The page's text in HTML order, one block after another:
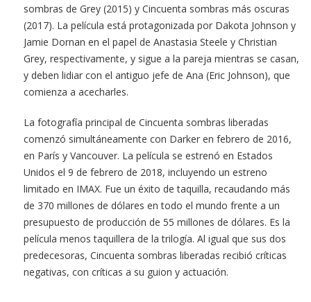
sombras de Grey (2015) y Cincuenta sombras más oscuras
(2017). La película está protagonizada por Dakota Johnson y
Jamie Dornan en el papel de Anastasia Steele y Christian
Grey, respectivamente, y sigue a la pareja mientras se casan,
y deben lidiar con el antiguo jefe de Ana (Eric Johnson), que
comienza a acecharles.
La fotografía principal de Cincuenta sombras liberadas
comenzó simultáneamente con Darker en febrero de 2016,
en París y Vancouver. La película se estrenó en Estados
Unidos el 9 de febrero de 2018, incluyendo un estreno
limitado en IMAX. Fue un éxito de taquilla, recaudando más
de 370 millones de dólares en todo el mundo frente a un
presupuesto de producción de 55 millones de dólares. Es la
película menos taquillera de la trilogía. Al igual que sus dos
predecesoras, Cincuenta sombras liberadas recibió críticas
negativas, con críticas a su guion y actuación.